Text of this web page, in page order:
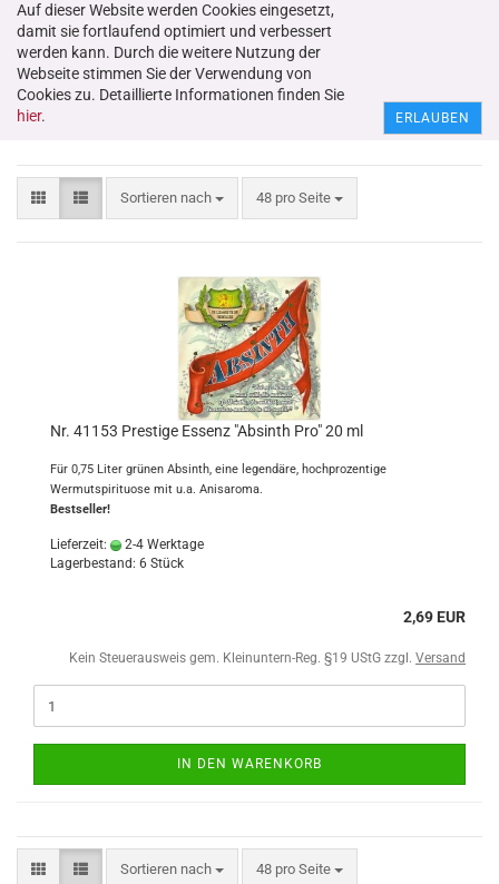
Auf dieser Website werden Cookies eingesetzt,
damit sie fortlaufend optimiert und verbessert
werden kann. Durch die weitere Nutzung der
Webseite stimmen Sie der Verwendung von
Cookies zu. Detaillierte Informationen finden Sie
hier. ERLAUBEN
Für Absinth
Sortieren nach 48 pro Seite
Nr. 41153 Prestige Essenz "Absinth Pro" 20 ml
Für 0,75 Liter grünen Absinth, eine legendäre, hochprozentige
Wermutspirituose mit u.a. Anisaroma.
Bestseller!
Lieferzeit:
2-4 Werktage
Lagerbestand: 6 Stück
2,69 EUR
Kein Steuerausweis gem. Kleinuntern-Reg. §19 UStG zzgl. Versand
IN DEN WARENKORB
Sortieren nach 48 pro Seite